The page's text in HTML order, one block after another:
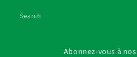
Search
Abonnez-vous à